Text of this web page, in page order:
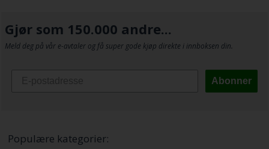
Gjør som 150.000 andre...
Meld deg på vår e-avtaler og få super gode kjøp direkte i innboksen din.
Abonner
Populære kategorier: